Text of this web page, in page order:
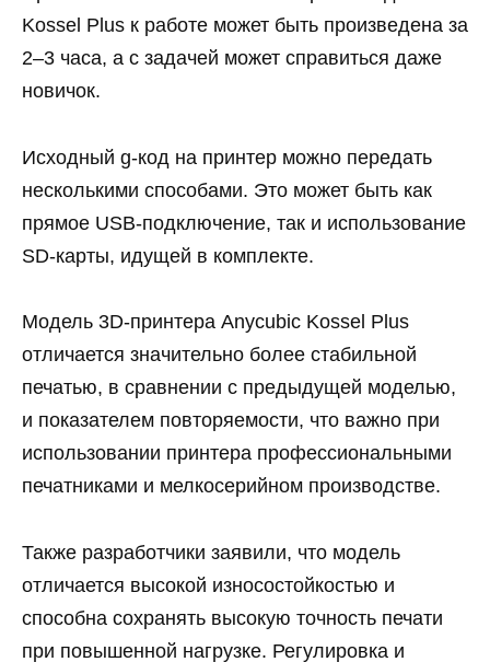
Kossel Plus к работе может быть произведена за
2–3 часа, а с задачей может справиться даже
новичок.
Исходный g-код на принтер можно передать
несколькими способами. Это может быть как
прямое USB-подключение, так и использование
SD-карты, идущей в комплекте.
Модель 3D-принтера Anycubic Kossel Plus
отличается значительно более стабильной
печатью, в сравнении с предыдущей моделью,
и показателем повторяемости, что важно при
использовании принтера профессиональными
печатниками и мелкосерийном производстве.
Также разработчики заявили, что модель
отличается высокой износостойкостью и
способна сохранять высокую точность печати
при повышенной нагрузке. Регулировка и